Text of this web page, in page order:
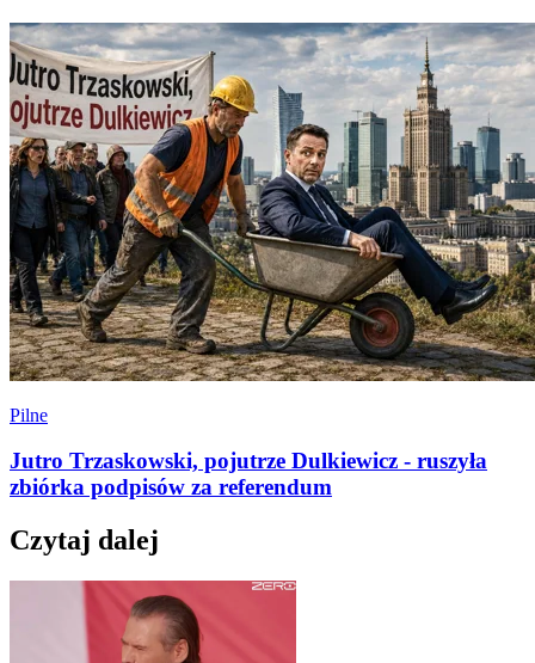
Pilne
Jutro Trzaskowski, pojutrze Dulkiewicz - ruszyła
zbiórka podpisów za referendum
Czytaj dalej